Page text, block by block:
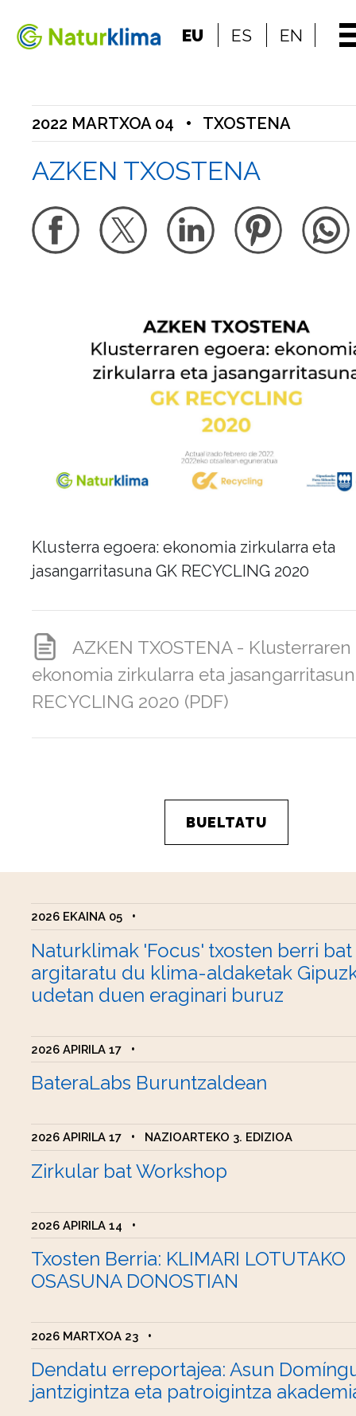
Edukietara jo
EU ES EN
2022 MARTXOA 04 • TXOSTENA
AZKEN TXOSTENA
Klusterra egoera: ekonomia zirkularra eta
jasangarritasuna GK RECYCLING 2020
AZKEN TXOSTENA - Klusterraren
ekonomia zirkularra eta
RECYCLING 2020 (PDF)
BUELTATU
2026 EKAINA 05 •
Naturklimak 'Focus' txosten berri bat
argitaratu du klima-aldaketak
udetan duen eraginari buruz
2026 APIRILA 17 •
BateraLabs Buruntzaldean
2026 APIRILA 17 • NAZIOARTEKO 3. EDIZIOA
Zirkular bat Workshop
2026 APIRILA 14 •
Txosten Berria: KLIMARI LOTUTAKO
OSASUNA DONOSTIAN
2026 MARTXOA 23 •
Dendatu erreportajea: Asun
jantzigintza eta patroigintza